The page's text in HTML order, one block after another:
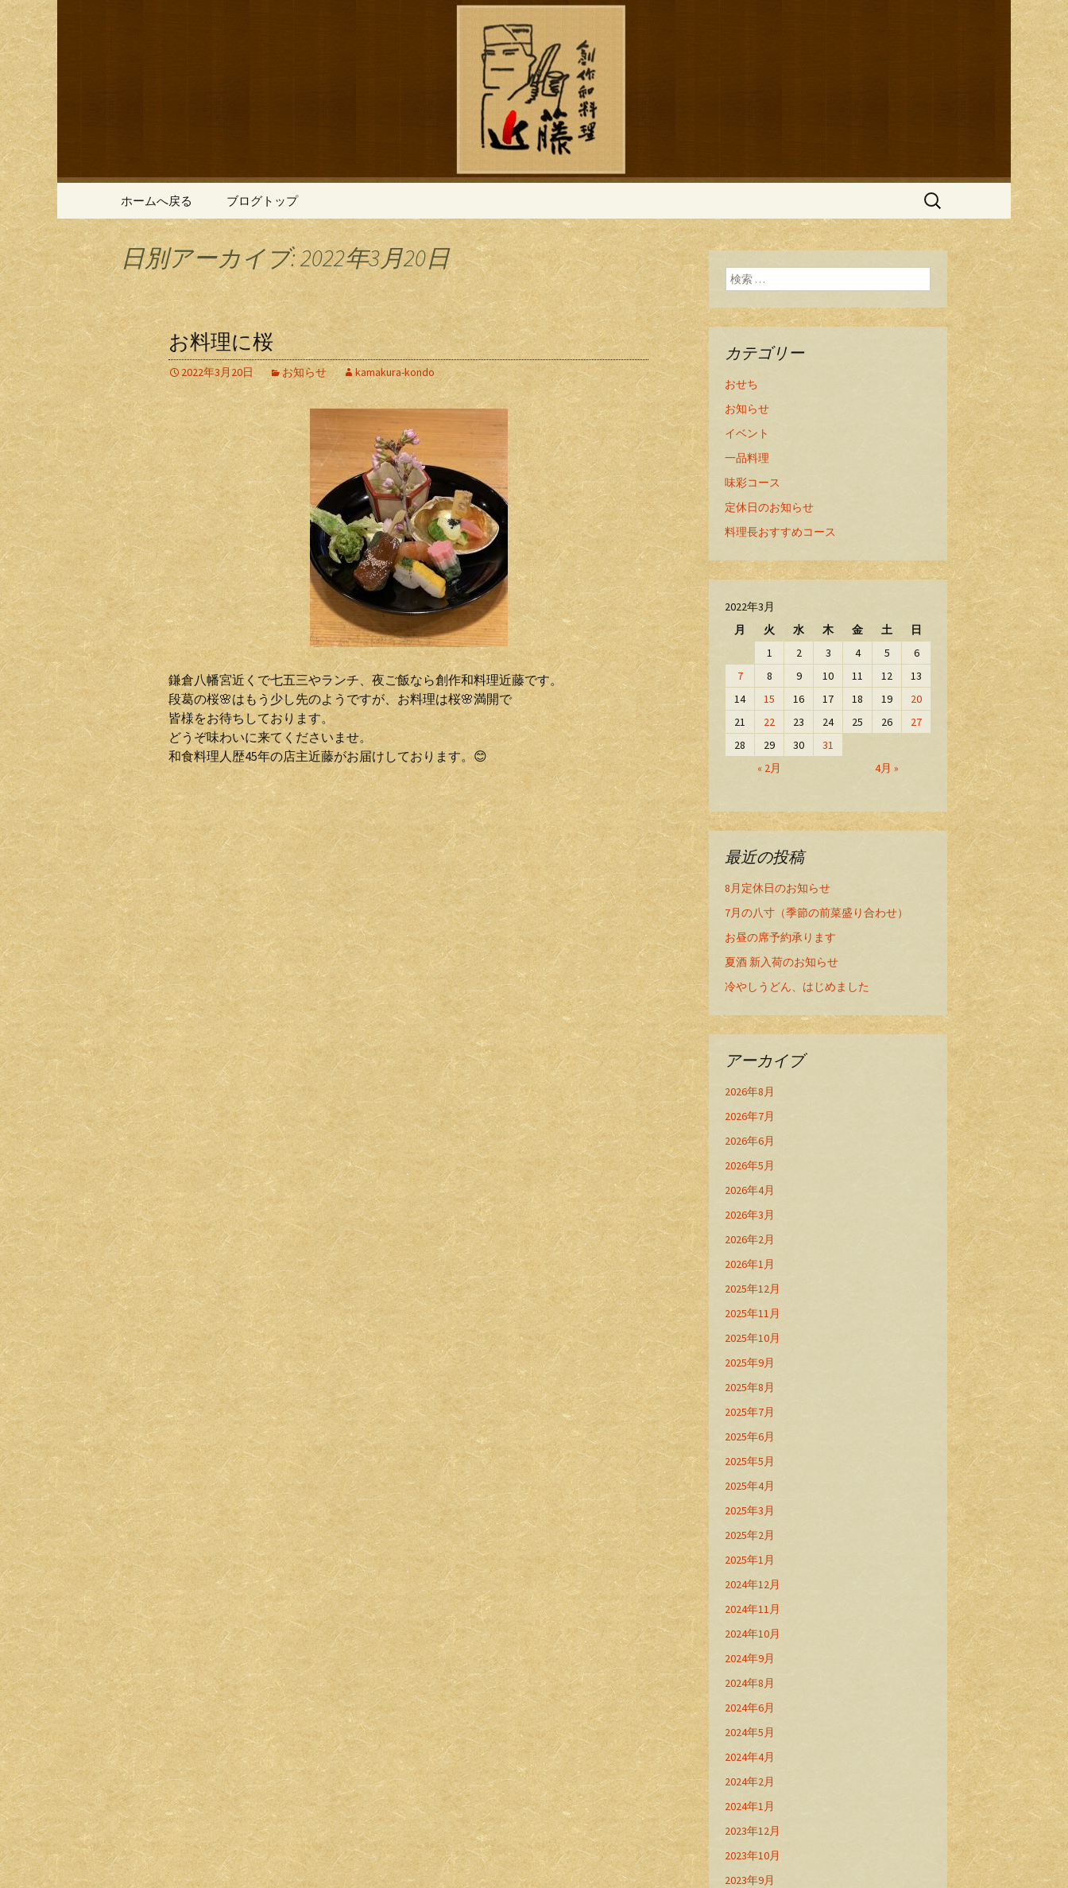
鎌倉の創作和食「近藤」のブログ
コンテンツへ移動
ホームへ戻る ブログトップ
検
日別アーカイブ: 2022年3月20日
お料理に桜
2022年3月20日 お知らせ kamakura-kondo
鎌倉八幡宮近くで七五三やランチ、夜ご飯なら創作和料理近藤です。
段葛の桜🌸はもう少し先のようですが、お料理は桜🌸満開で
皆様をお待ちしております。
どうぞ味わいに来てくださいませ。
和食料理人歴45年の店主近藤がお届けしております。😊
検索:
カテゴリー
おせち
お知らせ
イベント
一品料理
味彩コース
定休日のお知らせ
料理長おすすめコース
2022年3月
月
火 水 木 金 土 日
« 2月 4月 »
1 2 3 4 5
6
7
8 9 10 11 12
13
14
15 16 17 18 19
20
21
22 23 24 25 26
27
28
29 30 31
最近の投稿
8月定休日のお知らせ
7月の八寸（季節の前菜盛り合わせ）
お昼の席予約承ります
夏酒 新入荷のお知らせ
冷やしうどん、はじめました
アーカイブ
2026年8月
2026年7月
2026年6月
2026年5月
2026年4月
2026年3月
2026年2月
2026年1月
2025年12月
2025年11月
2025年10月
2025年9月
2025年8月
2025年7月
2025年6月
2025年5月
2025年4月
2025年3月
2025年2月
2025年1月
2024年12月
2024年11月
2024年10月
2024年9月
2024年8月
2024年6月
2024年5月
2024年4月
2024年2月
2024年1月
2023年12月
2023年10月
2023年9月